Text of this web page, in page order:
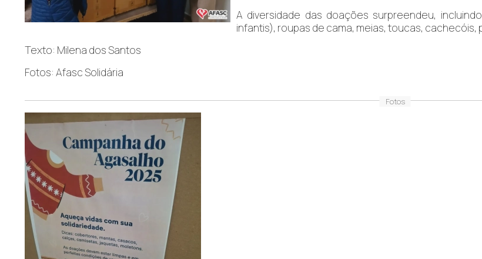
A diversidade das doações surpreendeu,
infantis), roupas de cama, meias, toucas,
Texto: Milena dos Santos
Fotos: Afasc Solidária
Fotos